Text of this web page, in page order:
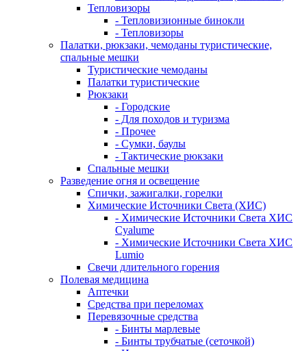
Тепловизоры
- Тепловизионные бинокли
- Тепловизоры
Палатки, рюкзаки, чемоданы туристические,
спальные мешки
Туристические чемоданы
Палатки туристические
Рюкзаки
- Городские
- Для походов и туризма
- Прочее
- Сумки, баулы
- Тактические рюкзаки
Спальные мешки
Разведение огня и освещение
Спички, зажигалки, горелки
Химические Источники Света (ХИС)
- Химические Источники Света ХИС
Cyalume
- Химические Источники Света ХИС
Lumio
Свечи длительного горения
Полевая медицина
Аптечки
Средства при переломах
Перевязочные средства
- Бинты марлевые
- Бинты трубчатые (сеточкой)